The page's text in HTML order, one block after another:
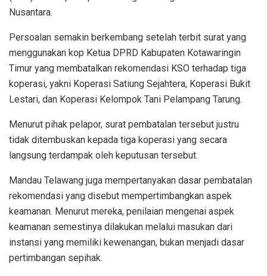
Nusantara.
Persoalan semakin berkembang setelah terbit surat yang
menggunakan kop Ketua DPRD Kabupaten Kotawaringin
Timur yang membatalkan rekomendasi KSO terhadap tiga
koperasi, yakni Koperasi Satiung Sejahtera, Koperasi Bukit
Lestari, dan Koperasi Kelompok Tani Pelampang Tarung.
Menurut pihak pelapor, surat pembatalan tersebut justru
tidak ditembuskan kepada tiga koperasi yang secara
langsung terdampak oleh keputusan tersebut.
Mandau Telawang juga mempertanyakan dasar pembatalan
rekomendasi yang disebut mempertimbangkan aspek
keamanan. Menurut mereka, penilaian mengenai aspek
keamanan semestinya dilakukan melalui masukan dari
instansi yang memiliki kewenangan, bukan menjadi dasar
pertimbangan sepihak.